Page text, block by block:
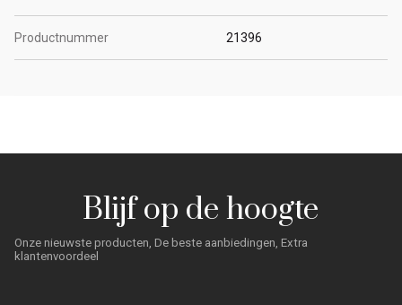
Productnummer 21396
Blijf op de hoogte
Onze nieuwste producten, De beste aanbiedingen, Extra
klantenvoordeel